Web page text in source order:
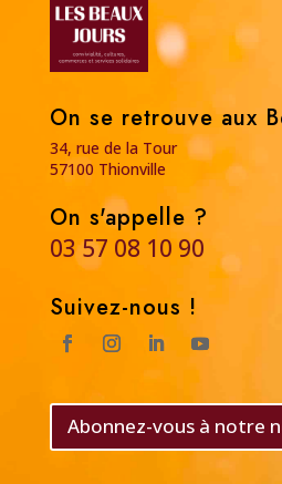
On se retrouve aux
34, rue de la Tour
57100 Thionville
On s'appelle ?
03 57 08 10 90
Suivez-nous !
Abonnez-vous à notre